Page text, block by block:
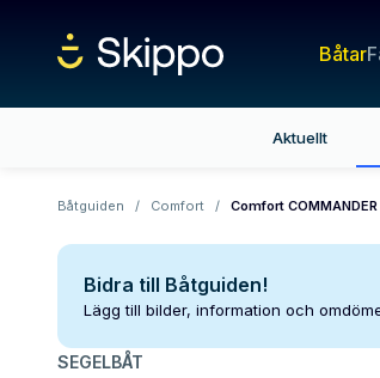
Båtar
Aktuellt
Båtguiden / Comfort / Comfort COMMANDER
Bidra till Båtguiden!
Lägg till bilder, information och
SEGELBÅT